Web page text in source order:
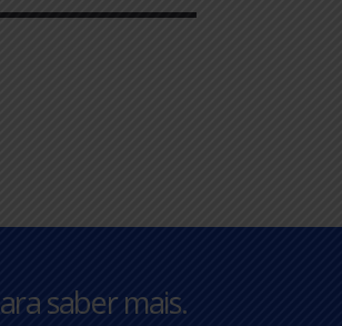
Carregadores de Veículos